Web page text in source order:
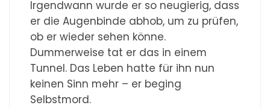
Irgendwann wurde er so neugierig, dass
er die Augenbinde abhob, um zu prüfen,
ob er wieder sehen könne.
Dummerweise tat er das in einem
Tunnel. Das Leben hatte für ihn nun
keinen Sinn mehr – er beging
Selbstmord.